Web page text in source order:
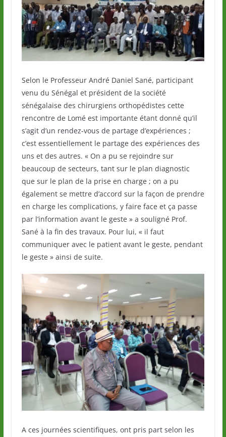
Selon le Professeur André Daniel Sané, participant
venu du Sénégal et président de la société
sénégalaise des chirurgiens orthopédistes cette
rencontre de Lomé est importante étant donné qu’il
s’agit d’un rendez-vous de partage d’expériences ;
c’est essentiellement le partage des expériences des
uns et des autres. « On a pu se rejoindre sur
beaucoup de secteurs, tant sur le plan diagnostic
que sur le plan de la prise en charge ; on a pu
également se mettre d’accord sur la façon de prendre
en charge les complications, y faire face et ça passe
par l’information avant le geste » a souligné Prof.
Sané à la fin des travaux. Pour lui, « il faut
communiquer avec le patient avant le geste, pendant
le geste » ainsi de suite.
A ces journées scientifiques, ont pris part selon les